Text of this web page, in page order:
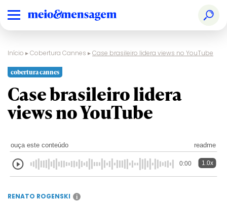
Início ▸Cobertura Cannes ▸Case brasileiro lidera views no YouTube
cobertura cannes
Case brasileiro lidera
views no YouTube
ouça este conteúdo readme
0:00 1.0x
RENATO ROGENSKI i